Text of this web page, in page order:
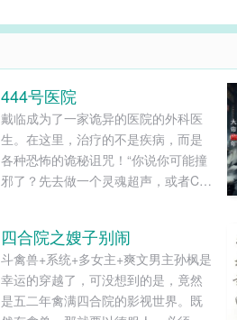
444号医院
戴临成为了一家诡异的医院的外科医
生。在这里，治疗的不是疾病，而是
各种恐怖的诡秘诅咒！“你说你可能撞
邪了？先去做一个灵魂超声，或者CT
以将缠上你的邪祟击退”“如果是中了诅
咒，或者被邪灵附体，就得做手术
了，医生会将你身上的诅咒切除”“不
过，外科医生是最危险的，每年都会
四合院之嫂子别闹
斗禽兽+系统+多女主+爽文男主孙枫是
幸运的穿越了，可没想到的是，竟然
是五二年禽满四合院的影视世界。既